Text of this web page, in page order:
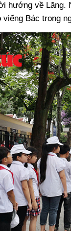
hướng về Lăng.
Bác trong